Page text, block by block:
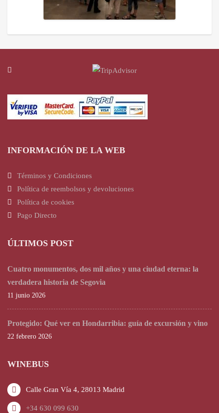
INFORMACIÓN DE LA WEB
Términos y Condiciones
Política de reembolsos y devoluciones
Política de cookies
Pago Directo
ÚLTIMOS POST
Cuatro monumentos, dos mil años y una ciudad eterna: la
verdadera historia de Segovia
11 junio 2026
Protegido: Qué ver en Hondarribia: guía de excursión y vino
22 febrero 2026
WINEBUS
Calle Gran Vía 4, 28013 Madrid
+34 630 099 630